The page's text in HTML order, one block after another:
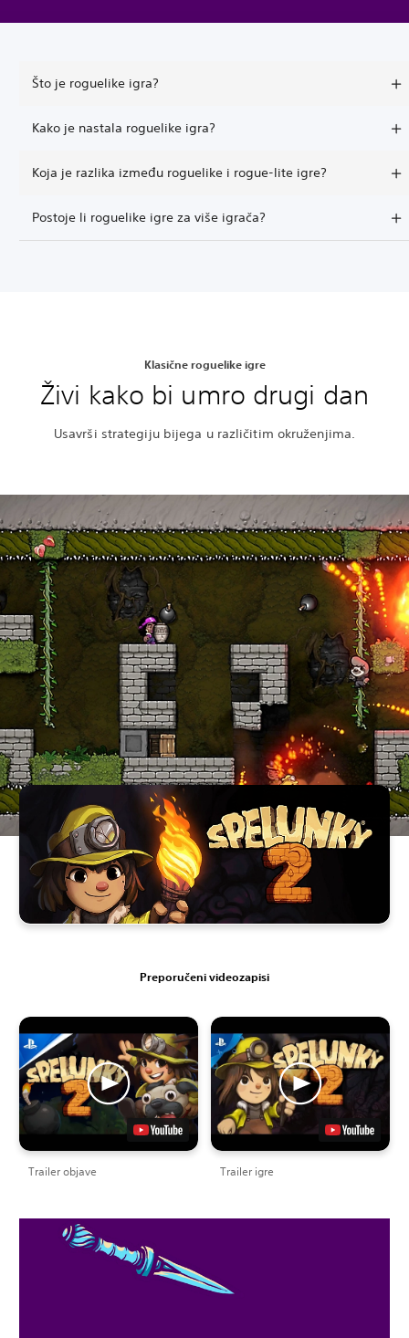
Što je roguelike igra?
Kako je nastala roguelike igra?
Koja je razlika između roguelike i rogue-lite igre?
Postoje li roguelike igre za više igrača?
Klasične roguelike igre
Živi kako bi umro drugi dan
Usavrši strategiju bijega u različitim okruženjima.
Preporučeni videozapisi
Trailer objave Trailer igre